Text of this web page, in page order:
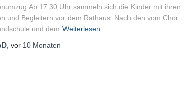
17:30 Uhr sammeln sich die Kinder mit ihren
und Begleitern vor dem Rathaus. Nach den vom Chor
und dem Weiterlesen
, vor 10 Monaten